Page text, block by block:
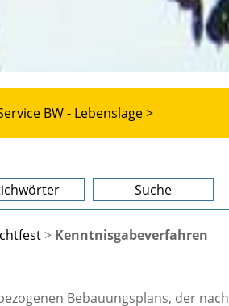
BW - Lebenslage >
Suche
> Kenntnisgabeverfahren
Bebauungsplans, der nach